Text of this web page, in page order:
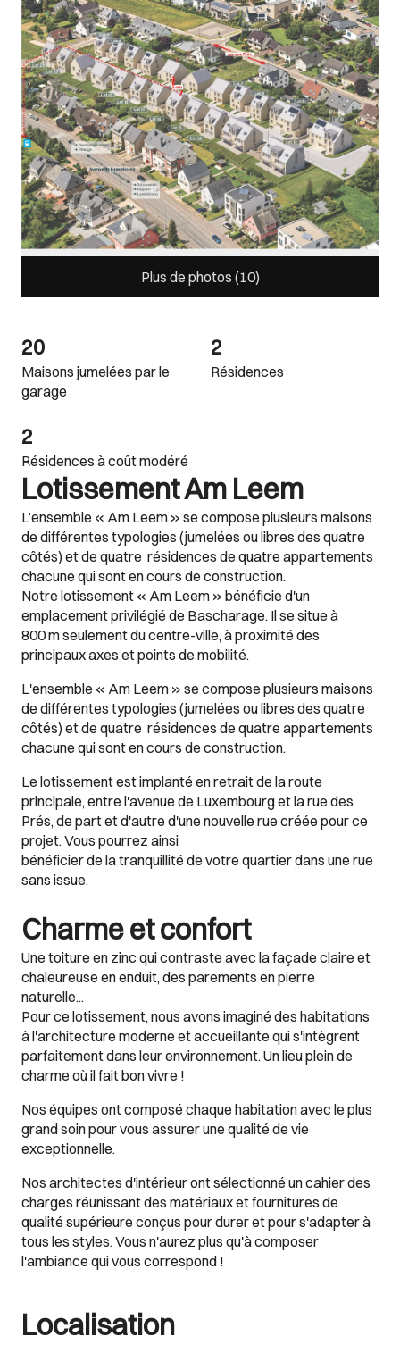
Plus de photos (10)
Lotissement Am Leem
L’ensemble « Am Leem » se compose plusieurs maisons
de différentes typologies (jumelées ou libres des quatre
côtés) et de quatre résidences de quatre appartements
chacune qui sont en cours de construction.
Notre lotissement « Am Leem » bénéficie d'un
emplacement privilégié de Bascharage. Il se situe à
800 m seulement du centre-ville, à proximité des
principaux axes et points de mobilité.
L'ensemble « Am Leem » se compose plusieurs maisons
de différentes typologies (jumelées ou libres des quatre
côtés) et de quatre résidences de quatre appartements
chacune qui sont en cours de construction.
Le lotissement est implanté en retrait de la route
principale, entre l'avenue de Luxembourg et la rue des
Prés, de part et d'autre d'une nouvelle rue créée pour ce
projet. Vous pourrez ainsi
bénéficier de la tranquillité de votre quartier dans une rue
sans issue.
Charme et confort
Une toiture en zinc qui contraste avec la façade claire et
chaleureuse en enduit, des parements en pierre
naturelle...
Pour ce lotissement, nous avons imaginé des habitations
à l'architecture moderne et accueillante qui s'intègrent
parfaitement dans leur environnement. Un lieu plein de
charme où il fait bon vivre !
Nos équipes ont composé chaque habitation avec le plus
grand soin pour vous assurer une qualité de vie
exceptionnelle.
Nos architectes d'intérieur ont sélectionné un cahier des
charges réunissant des matériaux et fournitures de
qualité supérieure conçus pour durer et pour s'adapter à
tous les styles. Vous n'aurez plus qu'à composer
l'ambiance qui vous correspond !
20
Maisons jumelées par le
garage
2
Résidences
2
Résidences à coût modéré
Localisation